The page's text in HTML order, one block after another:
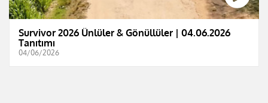
Survivor 2026 Ünlüler & Gönüllüler | 04.06.2026
Tanıtımı
04/06/2026